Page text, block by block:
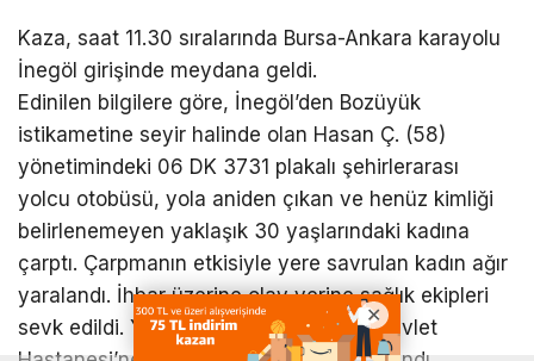
Kaza, saat 11.30 sıralarında Bursa-Ankara karayolu
İnegöl girişinde meydana geldi.
Edinilen bilgilere göre, İnegöl’den Bozüyük
istikametine seyir halinde olan Hasan Ç. (58)
yönetimindeki 06 DK 3731 plakalı şehirlerarası
yolcu otobüsü, yola aniden çıkan ve henüz kimliği
belirlenemeyen yaklaşık 30 yaşlarındaki kadına
çarptı. Çarpmanın etkisiyle yere savrulan kadın ağır
yaralandı. İhbar üzerine olay yerine sağlık ekipleri
sevk edildi. Yaralı, ambulansla İnegöl Devlet